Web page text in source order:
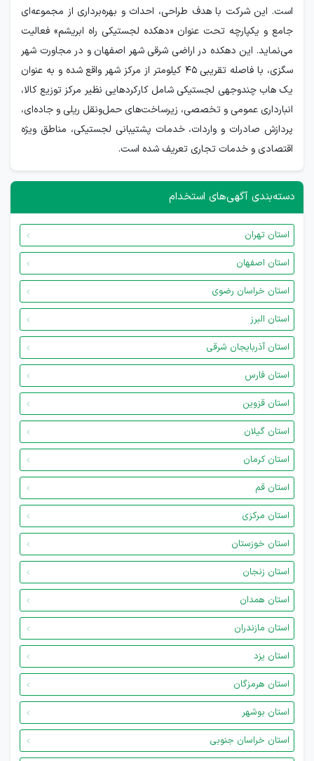
است. این شرکت با هدف طراحی، احداث و بهره‌برداری از مجموعه‌ای
جامع و یکپارچه تحت عنوان «دهکده لجستیکی راه ابریشم» فعالیت
می‌نماید. این دهکده در اراضی شرقی شهر اصفهان و در مجاورت شهر
سگزی، با فاصله تقریبی ۴۵ کیلومتر از مرکز شهر واقع شده و به عنوان
یک هاب چندوجهی لجستیکی شامل کارکردهایی نظیر مرکز توزیع کالا،
انبارداری عمومی و تخصصی، زیرساخت‌های حمل‌ونقل ریلی و جاده‌ای،
پردازش صادرات و واردات، خدمات پشتیبانی لجستیکی، مناطق ویژه
اقتصادی و خدمات تجاری تعریف شده است.
دسته‌بندی آگهی‌های استخدام
استان تهران
استان اصفهان
استان خراسان رضوی
استان البرز
استان آذربایجان شرقی
استان فارس
استان قزوین
استان گیلان
استان کرمان
استان قم
استان مرکزی
استان خوزستان
استان زنجان
استان همدان
استان مازندران
استان یزد
استان هرمزگان
استان بوشهر
استان خراسان جنوبی